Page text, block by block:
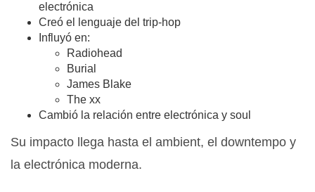
electrónica
Creó el lenguaje del trip-hop
Influyó en:
Radiohead
Burial
James Blake
The xx
Cambió la relación entre electrónica y soul
Su impacto llega hasta el ambient, el downtempo y
la electrónica moderna.